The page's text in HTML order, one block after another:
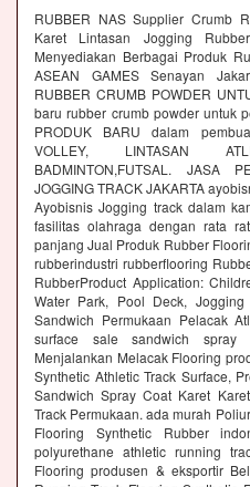
RUBBER NAS Supplier Crumb
Karet Lintasan Jogging
Menyediakan Berbagai Produk
ASEAN GAMES Senayan
RUBBER CRUMB POWDER
baru rubber crumb powder untuk
PRODUK BARU dalam
VOLLEY, LINTASAN
BADMINTON,FUTSAL. JASA
JOGGING TRACK JAKARTA
Ayobisnis Jogging track dalam
fasilitas olahraga dengan rata
panjang Jual Produk Rubber
rubberindustri rubberflooring
RubberProduct Application:
Water Park, Pool Deck,
Sandwich Permukaan Pelacak
surface sale sandwich spray
Menjalankan Melacak Flooring
Synthetic Athletic Track Surface,
Sandwich Spray Coat Karet
Track Permukaan. ada murah
Flooring Synthetic Rubber
polyurethane athletic running
Flooring produsen & eksportir